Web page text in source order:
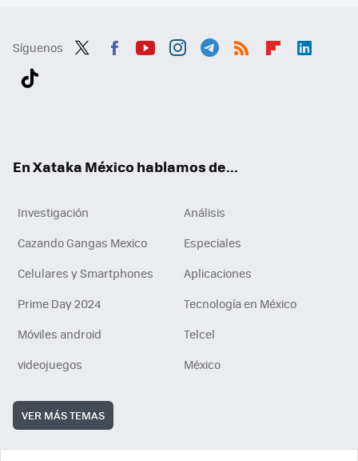
Síguenos
En Xataka México hablamos de...
Investigación
Análisis
Cazando Gangas Mexico
Especiales
Celulares y Smartphones
Aplicaciones
Prime Day 2024
Tecnología en México
Móviles android
Telcel
videojuegos
México
VER MÁS TEMAS